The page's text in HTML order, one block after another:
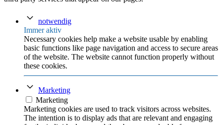
notwendig
Immer aktiv
Necessary cookies help make a website usable by enabling
basic functions like page navigation and access to secure areas
of the website. The website cannot function properly without
these cookies.
Marketing
Marketing
Marketing cookies are used to track visitors across websites.
The intention is to display ads that are relevant and engaging